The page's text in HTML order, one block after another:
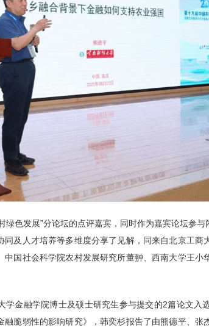
绿色发展”分论坛的点评嘉宾，同时作为嘉宾论坛参与
及人才培养等多维度分享了见解，同来自北京工商
国社会科学院农村发展研究所董翀、西南大学王小
金融学院博士及硕士研究生参与提交的2篇论文入
脆弱性的影响研究》，韩奕杉报告了由熊德平、张